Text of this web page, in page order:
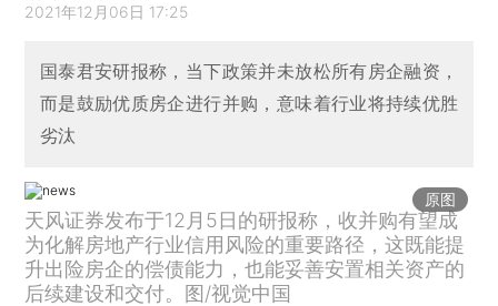
2021年12月06日 17:25
国泰君安研报称，当下政策并未放松所有房企融资，
而是鼓励优质房企进行并购，意味着行业将持续优胜
劣汰
原图
天风证券发布于12月5日的研报称，收并购有望成
为化解房地产行业信用风险的重要路径，这既能提
升出险房企的偿债能力，也能妥善安置相关资产的
后续建设和交付。图/视觉中国